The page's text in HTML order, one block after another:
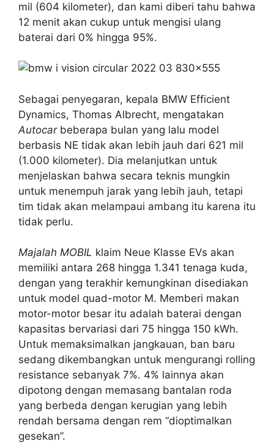
mil (604 kilometer), dan kami diberi tahu bahwa
12 menit akan cukup untuk mengisi ulang
baterai dari 0% hingga 95%.
Sebagai penyegaran, kepala BMW Efficient
Dynamics, Thomas Albrecht, mengatakan
Autocarbeberapa bulan yang lalu model
berbasis NE tidak akan lebih jauh dari 621 mil
(1.000 kilometer). Dia melanjutkan untuk
menjelaskan bahwa secara teknis mungkin
untuk menempuh jarak yang lebih jauh, tetapi
tim tidak akan melampaui ambang itu karena itu
tidak perlu.
Majalah MOBIL klaim Neue Klasse EVs akan
memiliki antara 268 hingga 1.341 tenaga kuda,
dengan yang terakhir kemungkinan disediakan
untuk model quad-motor M. Memberi makan
motor-motor besar itu adalah baterai dengan
kapasitas bervariasi dari 75 hingga 150 kWh.
Untuk memaksimalkan jangkauan, ban baru
sedang dikembangkan untuk mengurangi rolling
resistance sebanyak 7%. 4% lainnya akan
dipotong dengan memasang bantalan roda
yang berbeda dengan kerugian yang lebih
rendah bersama dengan rem “dioptimalkan
gesekan”.